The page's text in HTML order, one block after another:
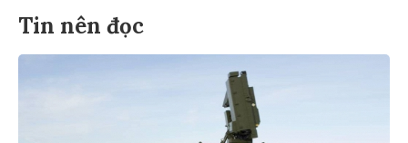
Tin nên đọc